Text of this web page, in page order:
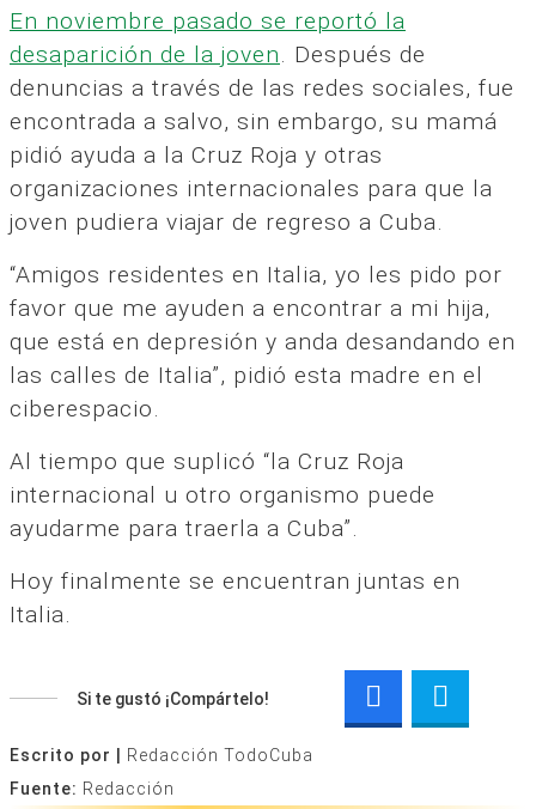
En noviembre pasado se reportó la
desaparición de la joven. Después de
denuncias a través de las redes sociales, fue
encontrada a salvo, sin embargo, su mamá
pidió ayuda a la Cruz Roja y otras
organizaciones internacionales para que la
joven pudiera viajar de regreso a Cuba.
“Amigos residentes en Italia, yo les pido por
favor que me ayuden a encontrar a mi hija,
que está en depresión y anda desandando en
las calles de Italia”, pidió esta madre en el
ciberespacio.
Al tiempo que suplicó “la Cruz Roja
internacional u otro organismo puede
ayudarme para traerla a Cuba”.
Hoy finalmente se encuentran juntas en
Italia.
Si te gustó ¡Compártelo!
Escrito por |
Redacción TodoCuba
Fuente: Redacción